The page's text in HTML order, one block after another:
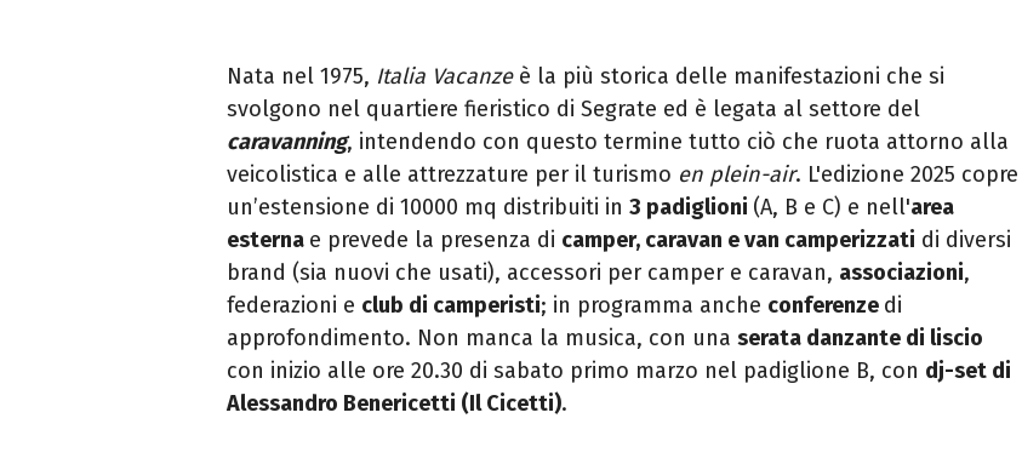
Nata nel 1975, Italia Vacanzeè la più storica delle manifestazioni che si
svolgono nel quartiere fieristico di Segrate ed è legata al settore del
caravanning, intendendo con questo termine tutto ciò che ruota attorno alla
veicolistica e alle attrezzature per il turismo en plein-air. L'edizione 2025 copre
un’estensione di 10000 mq distribuiti in 3 padiglioni (A, B e C) e nell'area
esterna e prevede la presenza di camper, caravan e van camperizzati di diversi
brand (sia nuovi che usati), accessori per camper e caravan, associazioni,
federazioni e club di camperisti; in programma anche conferenze di
approfondimento. Non manca la musica, con una serata danzante di liscio
con inizio alle ore 20.30 di sabato primo marzo nel padiglione B, con dj-set di
Alessandro Benericetti (Il Cicetti).